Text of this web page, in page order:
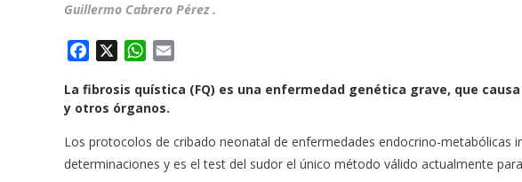
Guillermo Cabrero Pérez .
c
e
b
o
W
a
t
s
A
a
l
La fibrosis quística (FQ) es una enfermedad genética grave, que
y otros órganos.
Los protocolos de cribado neonatal de enfermedades endocrino-metabólicas
determinaciones y es el test del sudor el único método válido actualmente